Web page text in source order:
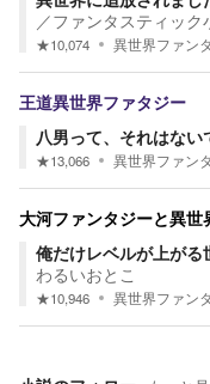
／ファンタスティック
★10,074 異世界ファン
王道異世界ファタジー
八男って、それはない
★13,066 異世界ファン
大河ファンタジーと異世
俺だけレベルが上が
わるいおとこ
★10,946 異世界ファン